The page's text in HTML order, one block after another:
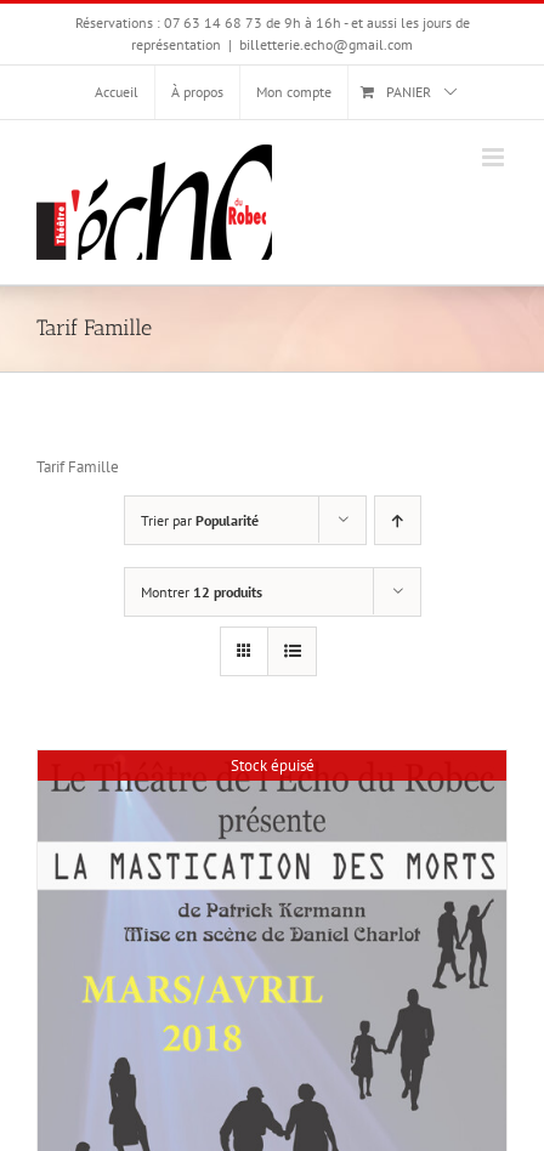
Passer
Réservations : 07 63 14 68 73 de 9h à 16h - et aussi les jours de
représentation | billetterie.echo@gmail.com
Accueil À propos Mon compte PANIER
Tarif Famille
Tarif Famille
Trier par Popularité
Montrer 12 produits
Stock épuisé